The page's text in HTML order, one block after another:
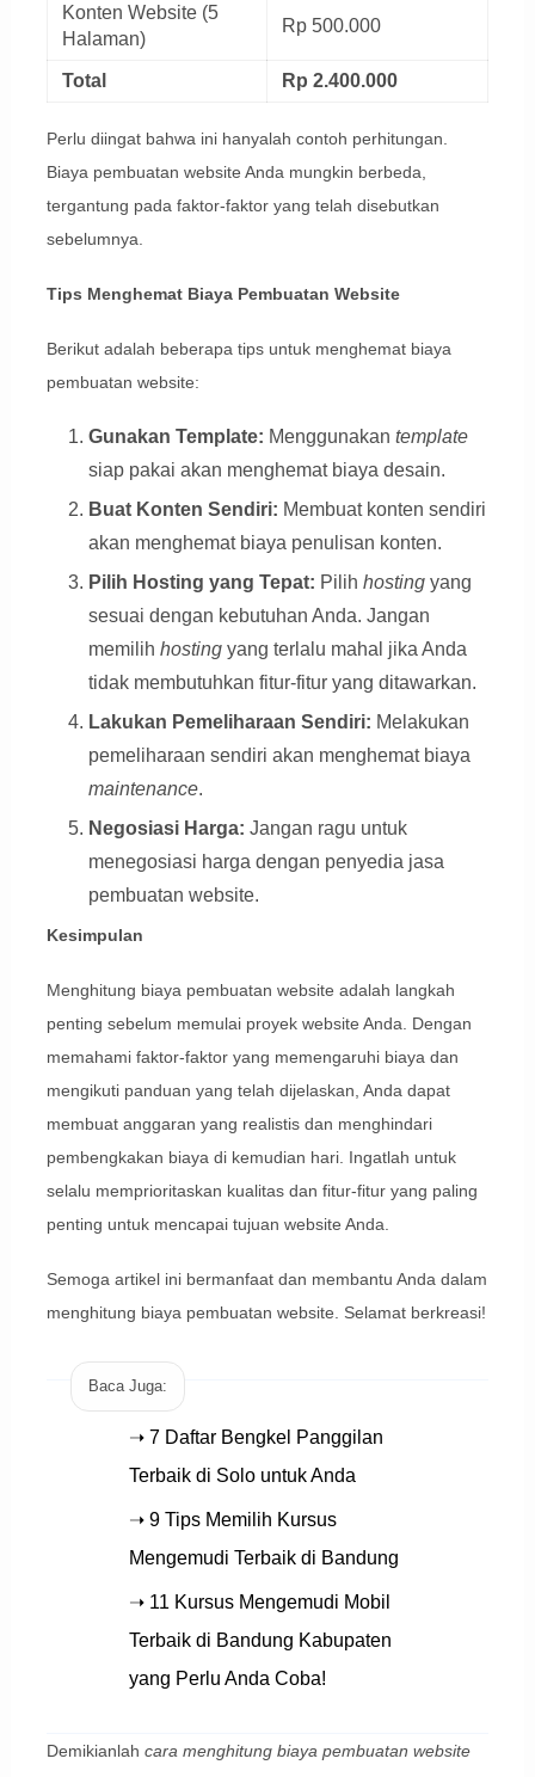
Konten Website (5
Halaman)
Rp 500.000
Total Rp 2.400.000
Perlu diingat bahwa ini hanyalah contoh perhitungan.
Biaya pembuatan website Anda mungkin berbeda,
tergantung pada faktor-faktor yang telah disebutkan
sebelumnya.
Tips Menghemat Biaya Pembuatan Website
Berikut adalah beberapa tips untuk menghemat biaya
pembuatan website:
Gunakan Template: Menggunakan template
siap pakai akan menghemat biaya desain.
Buat Konten Sendiri: Membuat konten sendiri
akan menghemat biaya penulisan konten.
Pilih Hosting yang Tepat: Pilih hostingyang
sesuai dengan kebutuhan Anda. Jangan
memilih hostingyang terlalu mahal jika Anda
tidak membutuhkan fitur-fitur yang ditawarkan.
Lakukan Pemeliharaan Sendiri: Melakukan
pemeliharaan sendiri akan menghemat biaya
maintenance.
Negosiasi Harga: Jangan ragu untuk
menegosiasi harga dengan penyedia jasa
pembuatan website.
Kesimpulan
Menghitung biaya pembuatan website adalah langkah
penting sebelum memulai proyek website Anda. Dengan
memahami faktor-faktor yang memengaruhi biaya dan
mengikuti panduan yang telah dijelaskan, Anda dapat
membuat anggaran yang realistis dan menghindari
pembengkakan biaya di kemudian hari. Ingatlah untuk
selalu memprioritaskan kualitas dan fitur-fitur yang paling
penting untuk mencapai tujuan website Anda.
Semoga artikel ini bermanfaat dan membantu Anda dalam
menghitung biaya pembuatan website. Selamat berkreasi!
Baca Juga:
➝ 7 Daftar Bengkel Panggilan
Terbaik di Solo untuk Anda
➝ 9 Tips Memilih Kursus
Mengemudi Terbaik di Bandung
➝ 11 Kursus Mengemudi Mobil
Terbaik di Bandung Kabupaten
yang Perlu Anda Coba!
Demikianlah cara menghitung biaya pembuatan website